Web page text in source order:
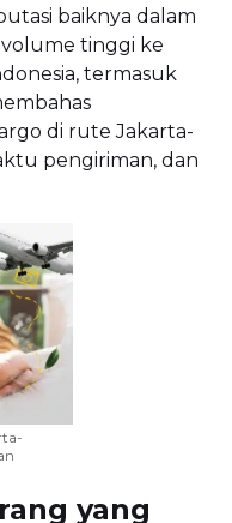
baiknya dalam
tinggi ke
termasuk
di rute Jakarta-
pengiriman, dan
yang